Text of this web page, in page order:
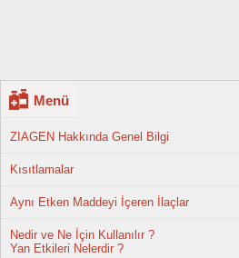
Menü
ZIAGEN Hakkında Genel Bilgi
Kısıtlamalar
Aynı Etken Maddeyi İçeren İlaçlar
Nedir ve Ne İçin Kullanılır ?
Yan Etkileri Nelerdir ?